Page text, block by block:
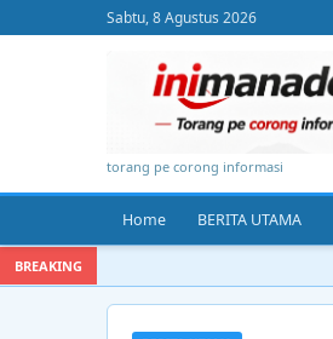
Sabtu, 8 Agustus 2026
torang pe corong informasi
Home BERITA UTAMA
BREAKING